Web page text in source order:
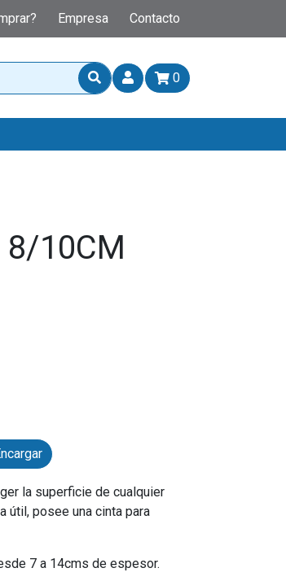
Empresa Contacto
0
8/10CM
la superficie de cualquier
útil, posee una cinta para
7 a 14cms de espesor.